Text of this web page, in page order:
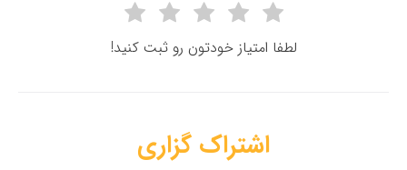
لطفا امتیاز خودتون رو ثبت کنید!
اشتراک گزاری